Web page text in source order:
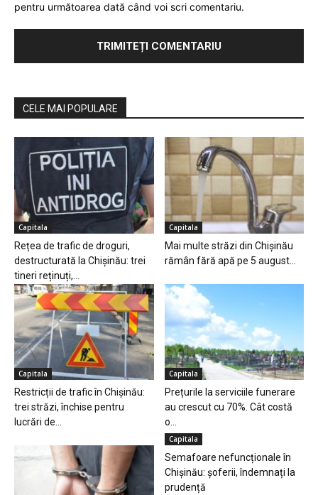
pentru următoarea dată când voi scri comentariu.
CELE MAI POPULARE
Capitala
Rețea de trafic de droguri,
destructurată la Chișinău: trei
tineri reținuți,...
Capitala
Mai multe străzi din Chișinău
rămân fără apă pe 5 august...
Capitala
Restricții de trafic în Chișinău:
trei străzi, închise pentru
lucrări de...
Capitala
Prețurile la serviciile funerare
au crescut cu 70%. Cât costă
o...
Capitala
Semafoare nefuncționale în
Chișinău: șoferii, îndemnați la
prudență